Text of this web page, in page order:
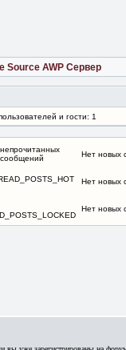
Source AWP Сервер
и гости: 1
Нет новых
Нет новых
Нет новых